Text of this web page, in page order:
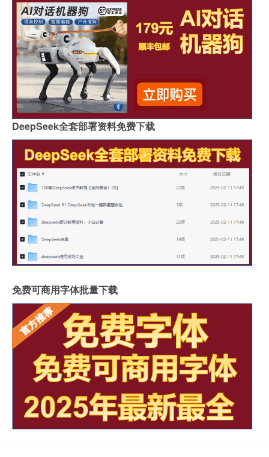
DeepSeek全套部署资料免费下载
免费可商用字体批量下载